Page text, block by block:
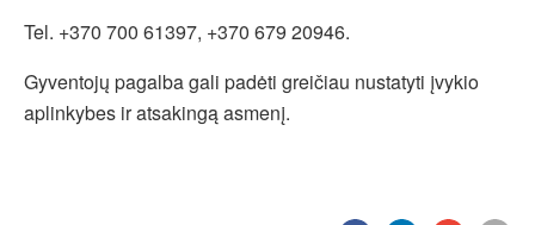
Tel. +370 700 61397, +370 679 20946.
Gyventojų pagalba gali padėti greičiau nustatyti įvykio
aplinkybes ir atsakingą asmenį.